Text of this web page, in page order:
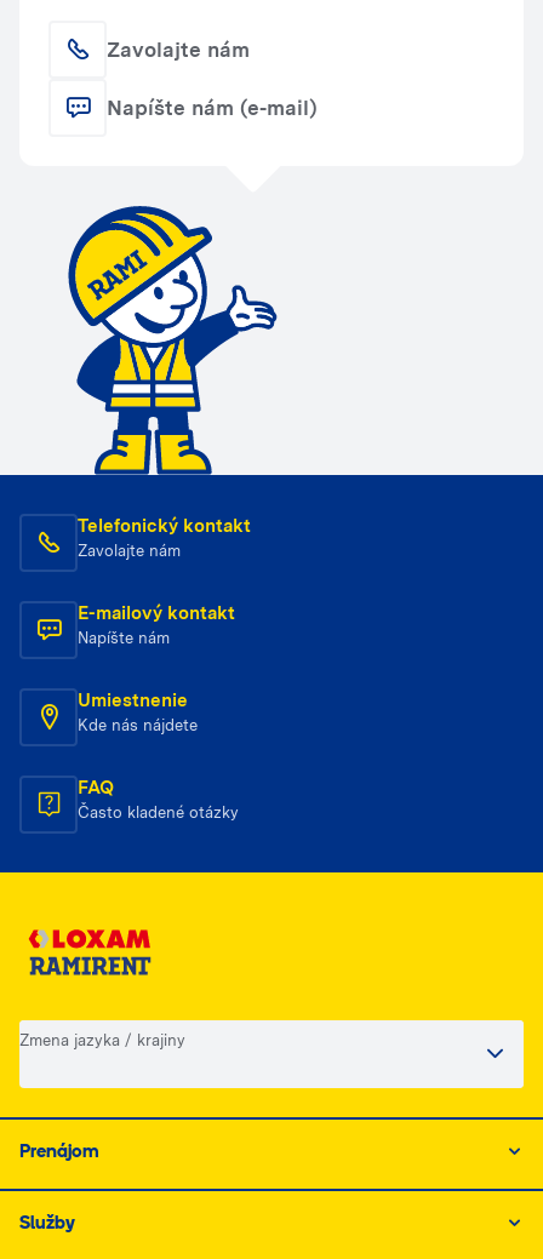
Zavolajte nám
Napíšte nám (e-mail)
Telefonický kontakt
Zavolajte nám
E-mailový kontakt
Napíšte nám
Umiestnenie
Kde nás nájdete
FAQ
Často kladené otázky
Zmena jazyka / krajiny
Prenájom
Služby